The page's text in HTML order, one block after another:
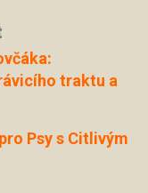
traktu a
Psy s Citlivým